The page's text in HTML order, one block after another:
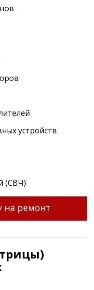
устройств
(СВЧ)
на ремонт